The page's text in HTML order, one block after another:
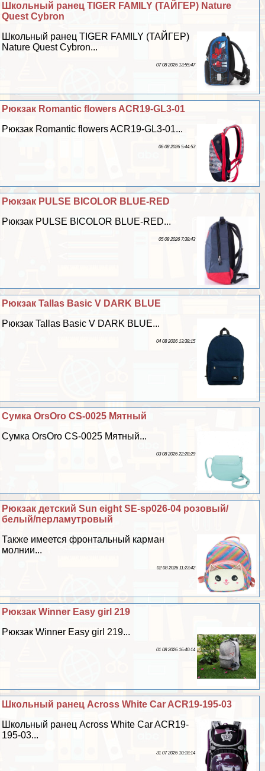
Школьный ранец TIGER FAMILY (ТАЙГЕР) Nature
Quest Cybron
Школьный ранец TIGER FAMILY (ТАЙГЕР)
Nature Quest Cybron...
07 08 2026 13:55:47
Рюкзак Romantic flowers ACR19-GL3-01
Рюкзак Romantic flowers ACR19-GL3-01...
06 08 2026 5:44:53
Рюкзак PULSE BICOLOR BLUE-RED
Рюкзак PULSE BICOLOR BLUE-RED...
05 08 2026 7:38:43
Рюкзак Tallas Basic V DARK BLUE
Рюкзак Tallas Basic V DARK BLUE...
04 08 2026 13:38:15
Сумка OrsOro CS-0025 Мятный
Сумка OrsOro CS-0025 Мятный...
03 08 2026 22:28:29
Рюкзак детский Sun eight SE-sp026-04 розовый/
белый/перламутровый
Также имеется фронтальный карман
молнии...
02 08 2026 11:23:42
Рюкзак Winner Easy girl 219
Рюкзак Winner Easy girl 219...
01 08 2026 16:40:14
Школьный ранец Across White Car ACR19-195-03
Школьный ранец Across White Car ACR19-
195-03...
31 07 2026 10:18:14